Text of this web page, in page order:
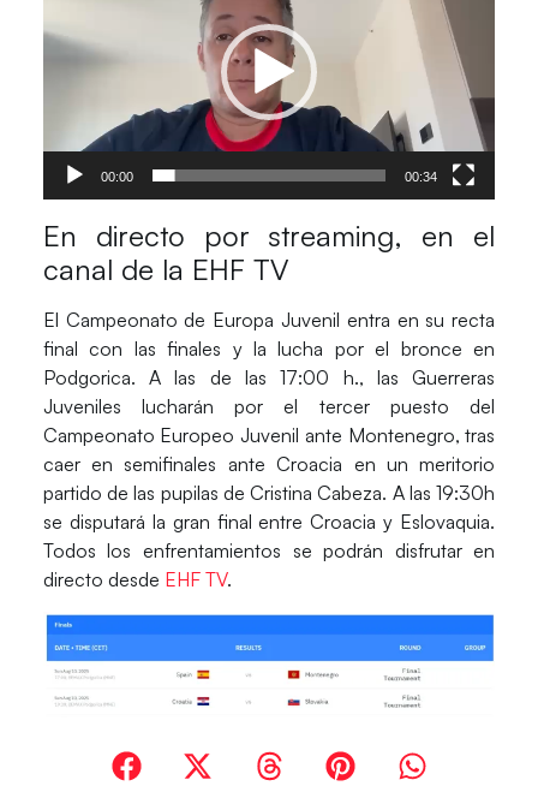
00:00 00:34
En directo por streaming, en el
canal de la EHF TV
El Campeonato de Europa Juvenil entra en su recta
final con las finales y la lucha por el bronce en
Podgorica. A las de las 17:00 h., las Guerreras
Juveniles lucharán por el tercer puesto del
Campeonato Europeo Juvenil ante Montenegro, tras
caer en semifinales ante Croacia en un meritorio
partido de las pupilas de Cristina Cabeza. A las 19:30h
se disputará la gran final entre Croacia y Eslovaquia.
Todos los enfrentamientos se podrán disfrutar en
directo desde EHF TV.